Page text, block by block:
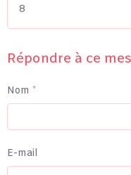
8
Répondre à ce
Nom
E-mail